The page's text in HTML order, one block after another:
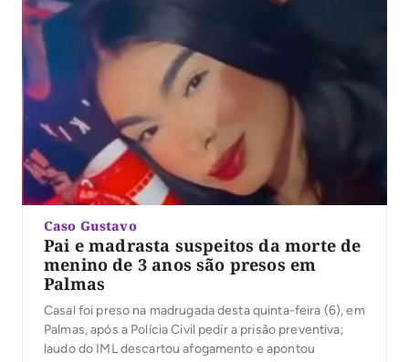
Caso Gustavo
Pai e madrasta suspeitos da morte de
menino de 3 anos são presos em
Palmas
Casal foi preso na madrugada desta quinta-feira (6), em
Palmas, após a Polícia Civil pedir a prisão preventiva;
laudo do IML descartou afogamento e apontou